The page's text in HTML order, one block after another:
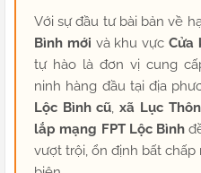
Với sự đầu tư bài bản về
Bình mới và khu vựcCửa
tự hào là đơn vị cung
ninh hàng đầu tại địa
Lộc Bình cũ,xã Lục Thôn
lắp mạng FPT Lộc Bình
vượt trội, ổn định bất